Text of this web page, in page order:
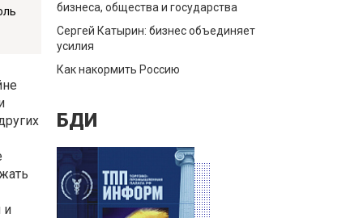
и
бизнеса, общества и государства
Сергей Катырин: бизнес объединяет
усилия
Как накормить Россию
БДИ